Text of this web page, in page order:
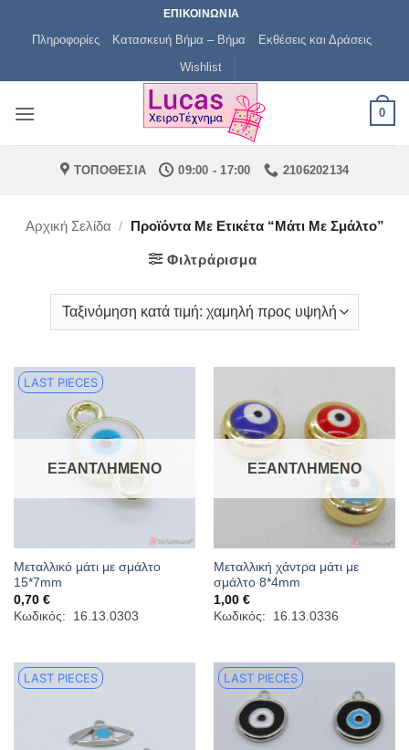
ΕΠΙΚΟΙΝΩΝΙΑ
Πληροφορίες Κατασκευή Βήμα – Βήμα
Εκθέσεις και Δράσεις
Wishlist
0
ΤΟΠΟΘΕΣΙΑ 09:00 - 17:00 2106202134
Αρχική Σελίδα / Προϊόντα Με Ετικέτα “μάτι Με Σμάλτο”
Φιλτράρισμα
LAST PIECES
ΕΞΑΝΤΛΗΜΈΝΟ
Μεταλλικό μάτι με σμάλτο
15*7mm
0,70 €
Κωδικός: 16.13.0303
ΕΞΑΝΤΛΗΜΈΝΟ
Μεταλλική χάντρα μάτι με
σμάλτο 8*4mm
1,00 €
Κωδικός: 16.13.0336
LAST PIECES LAST PIECES